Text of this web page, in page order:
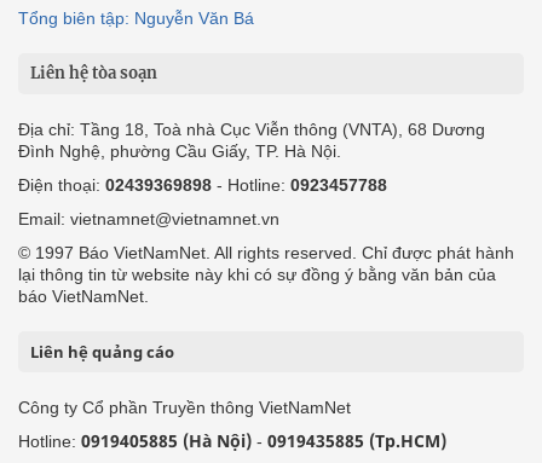
Tổng biên tập: Nguyễn Văn Bá
Liên hệ tòa soạn
Địa chỉ: Tầng 18, Toà nhà Cục Viễn thông (VNTA), 68 Dương
Đình Nghệ, phường Cầu Giấy, TP. Hà Nội.
Điện thoại: 02439369898 - Hotline: 0923457788
Email: vietnamnet@vietnamnet.vn
© 1997 Báo VietNamNet. All rights reserved. Chỉ được phát hành
lại thông tin từ website này khi có sự đồng ý bằng văn bản của
báo VietNamNet.
Liên hệ quảng cáo
Công ty Cổ phần Truyền thông VietNamNet
Hotline: 0919405885 (Hà Nội) - 0919435885 (Tp.HCM)